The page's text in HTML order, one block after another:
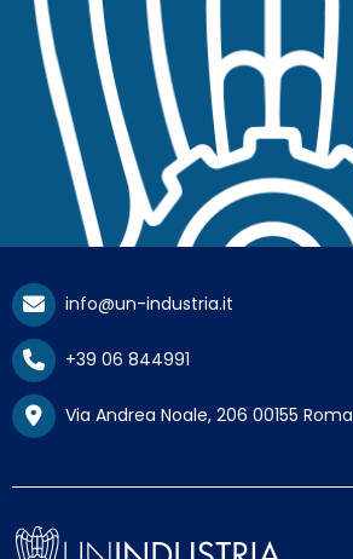
info@un-industria.it
+39 06 844991
Via Andrea Noale, 206 00155 Roma